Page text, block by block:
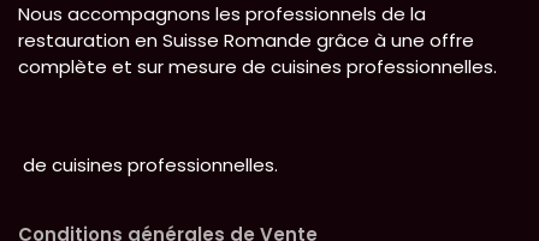
Nous accompagnons les professionnels de la
restauration en Suisse Romande grâce à une offre
complète et sur mesure de cuisines professionnelles.
de cuisines professionnelles.
Conditions générales de Vente